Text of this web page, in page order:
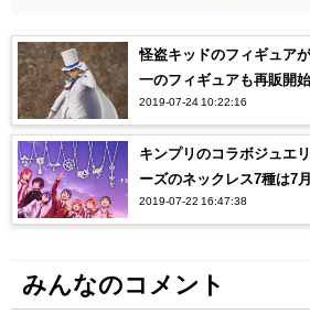
怪盗キッドのフィギュア
一のフィギュアも再販開始
2019-07-24 10:22:16
キンプリのコラボジュエ
ーズのネックレス7種は7
2019-07-22 16:47:38
みんなのコメント